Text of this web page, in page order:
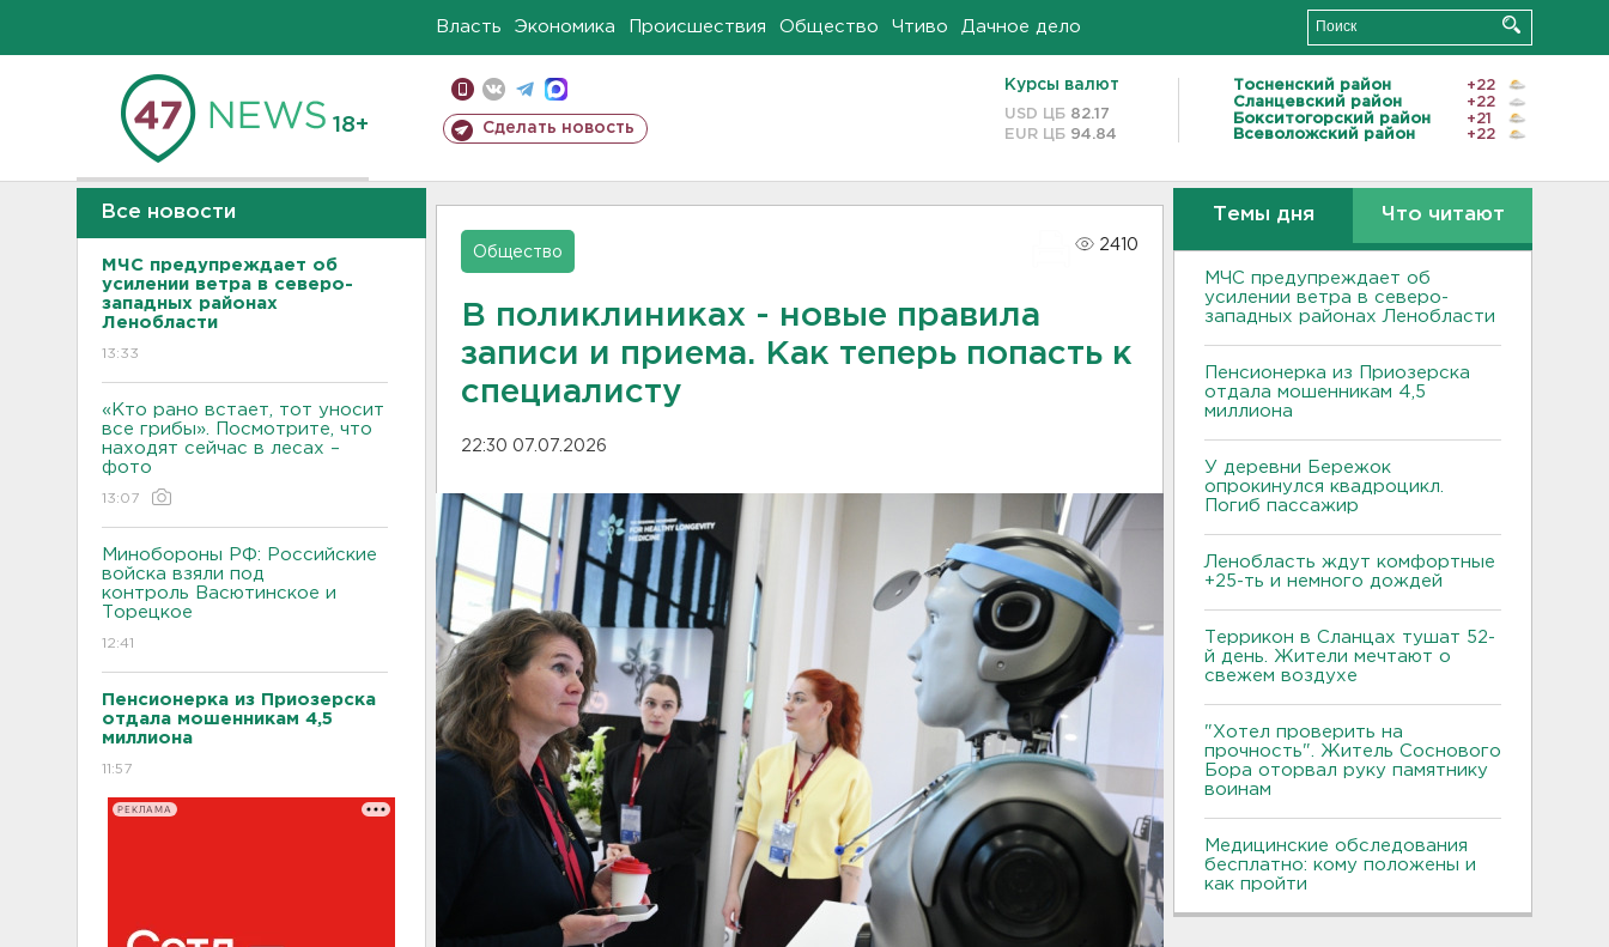
Власть Экономика Происшествия Общество Чтиво Дачное дело
18+ Сделать новость
Курсы валют
USD ЦБ 82.17
EUR ЦБ 94.84
Тосненский район
+22
Сланцевский район
+22
Бокситогорский район
+21
Всеволожский район
+22
Все новости
МЧС предупреждает об
усилении ветра в северо-
западных районах
Ленобласти
13:33
«Кто рано встает, тот уносит
все грибы». Посмотрите, что
находят сейчас в лесах –
фото
13:07
Минобороны РФ: Российские
войска взяли под
контроль Васютинское и
Торецкое
12:41
Пенсионерка из Приозерска
отдала мошенникам 4,5
миллиона
11:57
РЕКЛАМА
Общество
2410
В поликлиниках - новые правила
записи и приема. Как теперь попасть к
специалисту
22:30 07.07.2026
Темы дня Что читают
МЧС предупреждает об
усилении ветра в северо-
западных районах Ленобласти
Пенсионерка из Приозерска
отдала мошенникам 4,5
миллиона
У деревни Бережок
опрокинулся квадроцикл.
Погиб пассажир
Ленобласть ждут комфортные
+25-ть и немного дождей
Террикон в Сланцах тушат 52-
й день. Жители мечтают о
свежем воздухе
"Хотел проверить на
прочность". Житель Соснового
Бора оторвал руку памятнику
воинам
Медицинские обследования
бесплатно: кому положены и
как пройти